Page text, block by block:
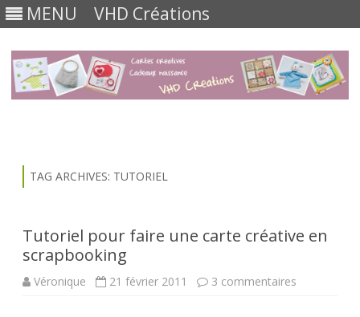
MENU VHD Créations
TAG ARCHIVES: TUTORIEL
Tutoriel pour faire une carte créative en
scrapbooking
Véronique 21 février 2011 3 commentaires